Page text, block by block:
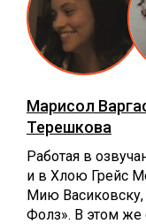
Марисол
Терешкова
Работая в
и в Хлою Грейс
Мию Васиковску,
Фолз». В этом